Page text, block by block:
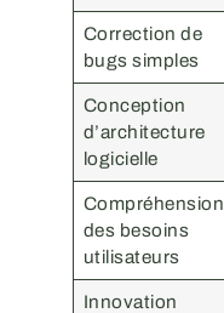
Correction de
bugs simples
Conception
d’architecture
logicielle
Compréhension
des besoins
utilisateurs
Innovation